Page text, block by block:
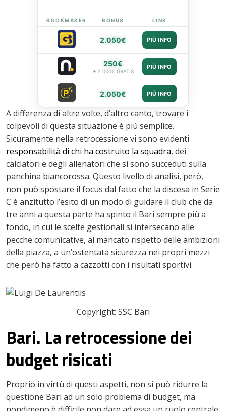
BOOKMAKER BONUS LINK
2.050€ PIÙ INFO
250€
+ 2.000€ GRATIS
PIÙ INFO
2.050€ PIÙ INFO
A differenza di altre volte, d’altro canto, trovare i
colpevoli di questa situazione è più semplice.
Sicuramente nella retrocessione vi sono evidenti
responsabilità di chi ha costruito la squadra, dei
calciatori e degli allenatori che si sono succeduti sulla
panchina biancorossa. Questo livello di analisi, però,
non può spostare il focus dal fatto che la discesa in Serie
C è anzitutto l’esito di un modo di guidare il club che da
tre anni a questa parte ha spinto il Bari sempre più a
fondo, in cui le scelte gestionali si intersecano alle
pecche comunicative, al mancato rispetto delle ambizioni
della piazza, a un’ostentata sicurezza nei propri mezzi
che però ha fatto a cazzotti con i risultati sportivi.
Copyright: SSC Bari
Bari. La retrocessione dei
budget risicati
Proprio in virtù di questi aspetti, non si può ridurre la
questione Bari ad un solo problema di budget, ma